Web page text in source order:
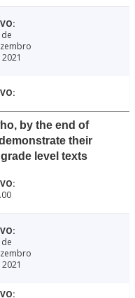
by the end of
their
level texts